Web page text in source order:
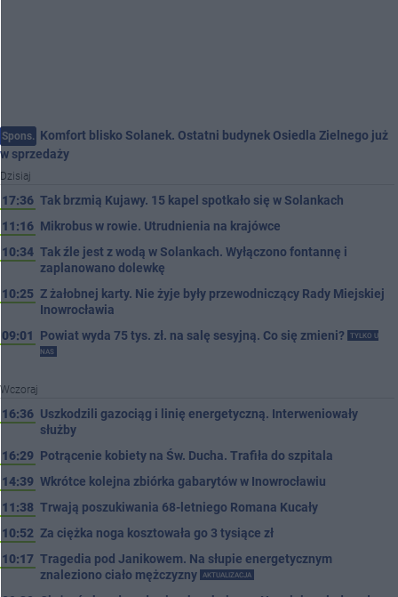
Spons. Komfort blisko Solanek. Ostatni budynek Osiedla Zielnego już
w sprzedaży
Dzisiaj
17:36 Tak brzmią Kujawy. 15 kapel spotkało się w Solankach
11:16 Mikrobus w rowie. Utrudnienia na krajówce
10:34 Tak źle jest z wodą w Solankach. Wyłączono fontannę i
zaplanowano dolewkę
10:25 Z żałobnej karty. Nie żyje były przewodniczący Rady Miejskiej
Inowrocławia
09:01
Powiat wyda 75 tys. zł. na salę sesyjną. Co się zmieni?
TYLKO U
NAS
Wczoraj
16:36 Uszkodzili gazociąg i linię energetyczną. Interweniowały
służby
16:29 Potrącenie kobiety na Św. Ducha. Trafiła do szpitala
14:39 Wkrótce kolejna zbiórka gabarytów w Inowrocławiu
11:38 Trwają poszukiwania 68-letniego Romana Kucały
10:52 Za ciężka noga kosztowała go 3 tysiące zł
10:17 Tragedia pod Janikowem. Na słupie energetycznym
znaleziono ciało mężczyzny
AKTUALIZACJA